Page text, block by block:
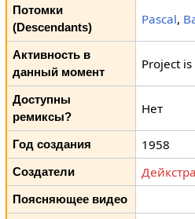
Потомки
(Descendants)
Pascal,
Активность в
данный момент
Project is
Доступны
ремиксы?
Нет
Год создания 1958
Создатели Дейкстра
Поясняющее видео